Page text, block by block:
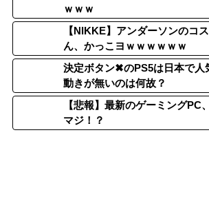
ｗｗｗ
【NIKKE】アンダーソンのコ
ん、かっこヨｗｗｗｗｗｗ
決定ボタン✖のPS5は日本で人
動きが無いのは何故？
【悲報】最新のゲーミングPC
マジ！？